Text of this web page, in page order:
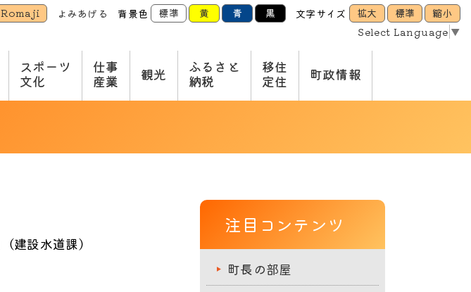
Romaji よみあげる 背景色 標準 黄 青 黒 文字サイズ 拡大 標準
縮小
Select Language ▼
スポーツ
文化
仕事
産業
観光
ふるさと
納税
移住
定住
町政情報
（建設水道課）
注目コンテンツ
町長の部屋